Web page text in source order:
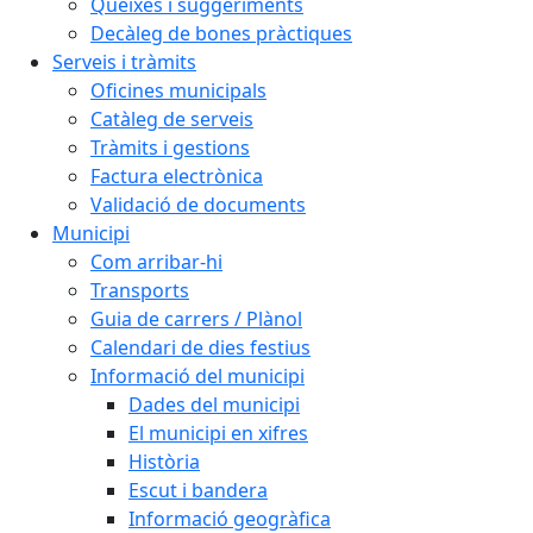
Decàleg de bones pràctiques
Serveis i tràmits
Oficines municipals
Catàleg de serveis
Tràmits i gestions
Factura electrònica
Validació de documents
Municipi
Com arribar-hi
Transports
Guia de carrers / Plànol
Calendari de dies festius
Informació del municipi
Dades del municipi
El municipi en xifres
Història
Escut i bandera
Informació geogràfica